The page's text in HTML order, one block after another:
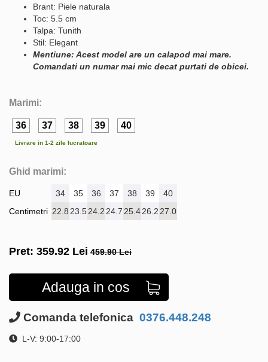
Brant: Piele naturala
Toc: 5.5 cm
Talpa: Tunith
Stil: Elegant
Mentiune: Acest model are un calapod mai mare.
Comandati un numar mai mic decat purtati de obicei.
Marimi:
36 37 38 39 40
Livrare in 1-2 zile lucratoare
Ghid marimi:
EU
Centimetri
34 35 36 37 38 39
40
22.8 23.524.2 24.7 25.426.2 27.0
Pret: 359.92 Lei 459.90 Lei
Adauga in cos
Comanda telefonica 0376.448.248
L-V: 9:00-17:00